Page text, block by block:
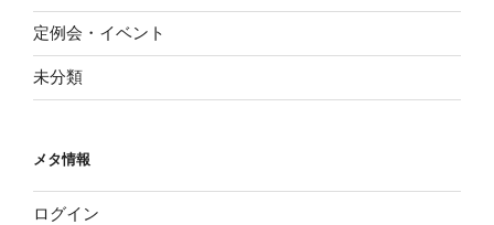
定例会・イベント
未分類
メタ情報
ログイン